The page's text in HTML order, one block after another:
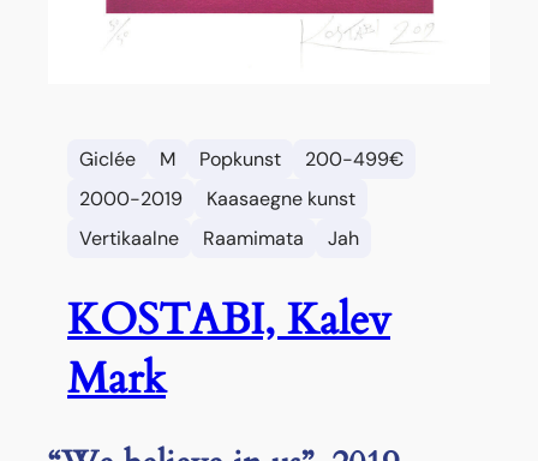
Giclée M Popkunst
200-499€
2000-2019
Kaasaegne kunst
Vertikaalne
Raamimata Jah
KOSTABI, Kalev
Mark